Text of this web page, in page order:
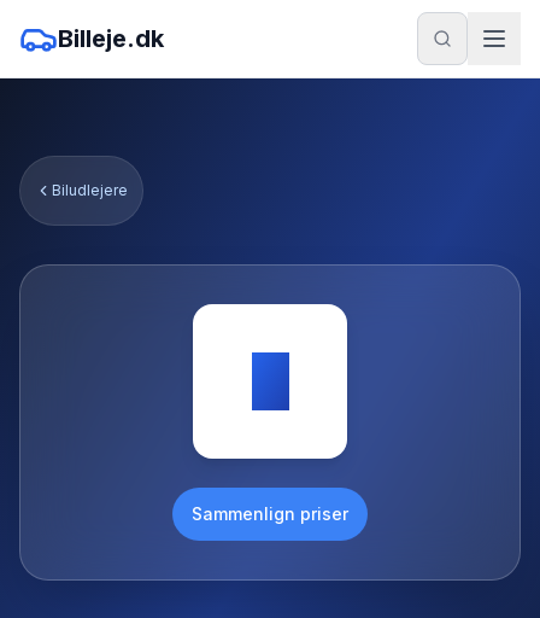
Billeje.dk
Biludlejere
S
Sammenlign priser